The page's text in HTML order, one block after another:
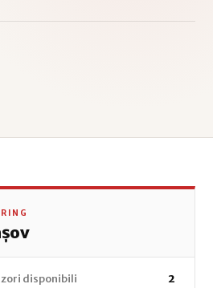
disponibili 2